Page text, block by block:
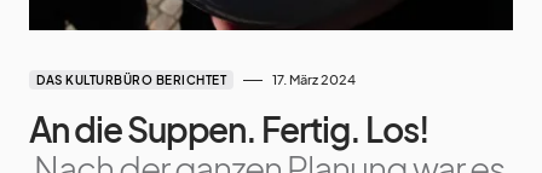
DAS KULTURBÜRO BERICHTET 17. März 2024
An die Suppen. Fertig. Los!